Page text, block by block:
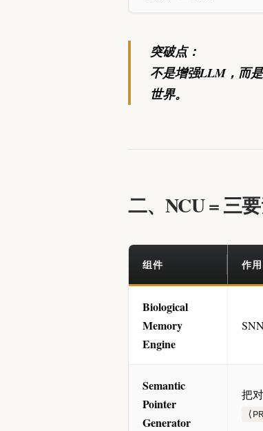
突破点：
不是增强LLM，而
世界。
二、NCU = 三
组件 作用
Biological
Memory
Engine
Semantic
Pointer
Generator
把